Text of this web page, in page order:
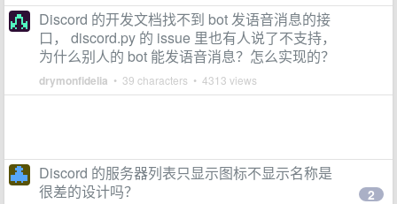
Discord 的开发文档找不到 bot 发语音消息的接
口， discord.py 的 issue 里也有人说了不支持，
为什么别人的 bot 能发语音消息？怎么实现的？
drymonfidelia • 39 characters • 4313 views
Discord 的服务器列表只显示图标不显示名称是
很差的设计吗？
2